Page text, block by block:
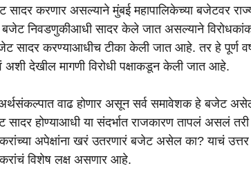
करणार असल्याने मुंबई महापालिकेच्या बजेटवर
बजेट निवडणुकीआधी सादर केले जात असल्याने
सादर करण्याआधीच टीका केली जात आहे. तर हे पूर्ण
देखील मागणी विरोधी पक्षाकडून केली जात आहे.
अर्थसंकल्पात वाढ होणार असून सर्व समावेशक हे बजेट
होण्याआधी या संदर्भात राजकारण तापलं असलं
अपेक्षांना खरं उतरणारं बजेट असेल का? याचं उत्तर
विशेष लक्ष असणार आहे.